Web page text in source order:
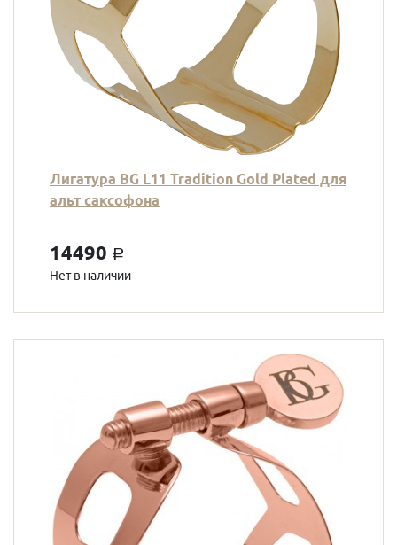
Лигатура BG L11 Tradition Gold Plated для
альт саксофона
14490 a
Нет в наличии